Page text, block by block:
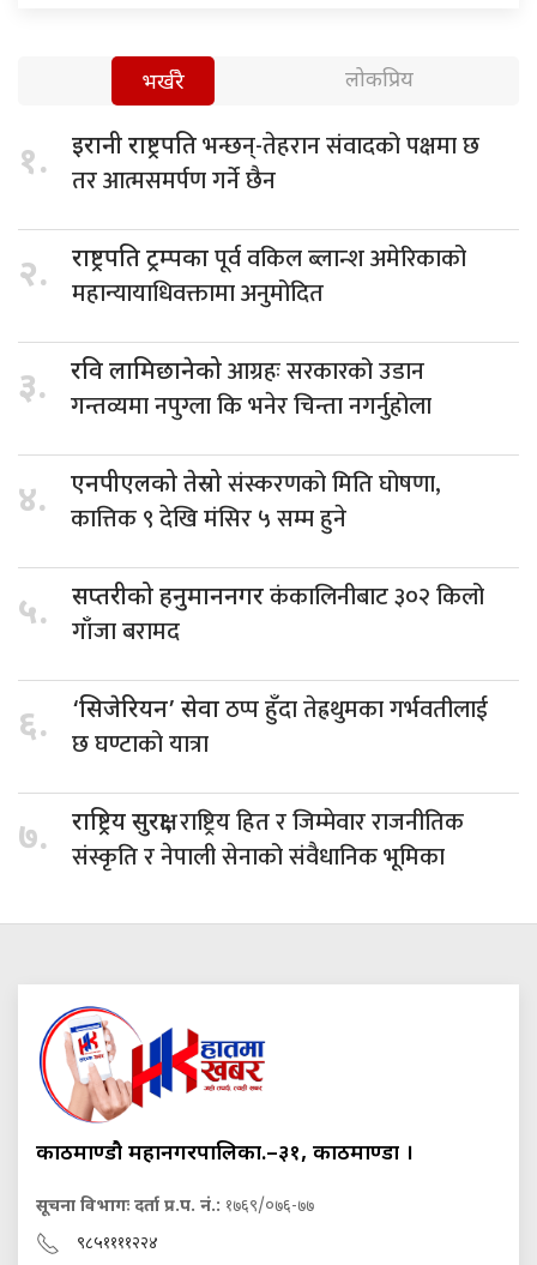
भर्खरै लोकप्रिय
१. इरानी राष्ट्रपतिभन्छन्-तेहरान संवादको पक्षमा छ
तर आत्मसमर्पण गर्ने छैन
२. राष्ट्रपति ट्रम्पकापूर्व वकिल ब्लान्श अमेरिकाको
महान्यायाधिवक्तामा अनुमोदित
३. रवि लामिछानेकोआग्रहः सरकारको उडान
गन्तव्यमा नपुग्ला कि भनेर चिन्ता नगर्नुहोला
४. एनपीएलको तेस्रोसंस्करणको मिति घोषणा,
कात्तिक ९ देखि मंसिर ५ सम्म हुने
५. सप्तरीको हनुमाननगरकंकालिनीबाट ३०२ किलो
गाँजा बरामद
६. ‘सिजेरियन’ सेवाठप्प हुँदा तेह्रथुमका गर्भवतीलाई
छ घण्टाको यात्रा
७. राष्ट्रिय सुरक्षा,राष्ट्रिय हित र जिम्मेवार राजनीतिक
संस्कृति र नेपाली सेनाको संवैधानिक भूमिका
काठमाण्डौ महानगरपालिका.–३१, काठमाण्डौं ।
सूचना विभागः दर्ता प्र.प. नं.: १७६९/०७६-७७
९८५११११२२४